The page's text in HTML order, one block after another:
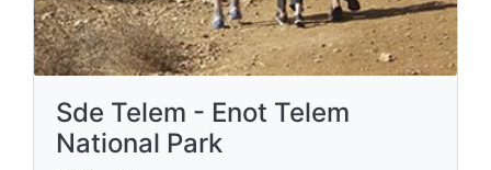
Sde Telem - Enot Telem
National Park